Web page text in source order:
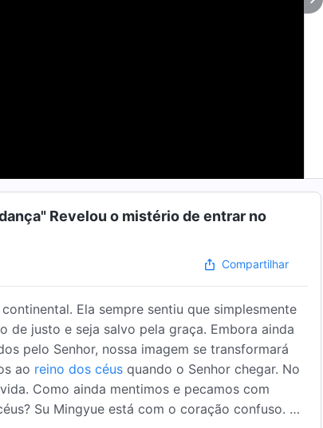
Revelou o mistério de entrar no
Compartilhar
Ela sempre sentiu que simplesmente
de justo e seja salvo pela graça. Embora ainda
pelo Senhor, nossa imagem se transformará
ao reino dos céus quando o Senhor chegar. No
Como ainda mentimos e pecamos com
Su Mingyue está com o coração confuso. No